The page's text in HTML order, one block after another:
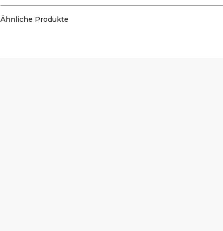
Ähnliche Produkte